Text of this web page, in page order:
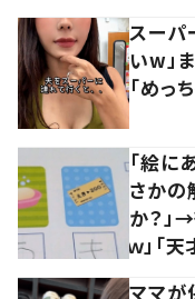
スーパ
いw」
「めっ
「絵に
さかの
か？」
ｗ」「
ママ